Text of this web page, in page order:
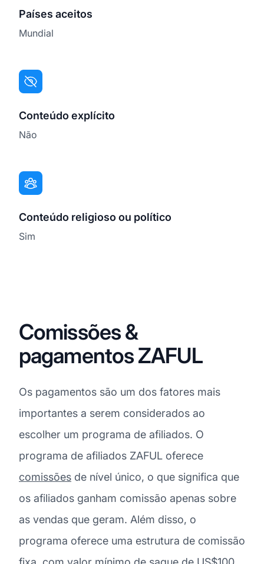
Países aceitos
Mundial
Conteúdo explícito
Não
Conteúdo religioso ou político
Sim
Comissões &
pagamentos ZAFUL
Os pagamentos são um dos fatores mais
importantes a serem considerados ao
escolher um programa de afiliados. O
programa de afiliados ZAFUL oferece
comissões de nível único, o que significa que
os afiliados ganham comissão apenas sobre
as vendas que geram. Além disso, o
programa oferece uma estrutura de comissão